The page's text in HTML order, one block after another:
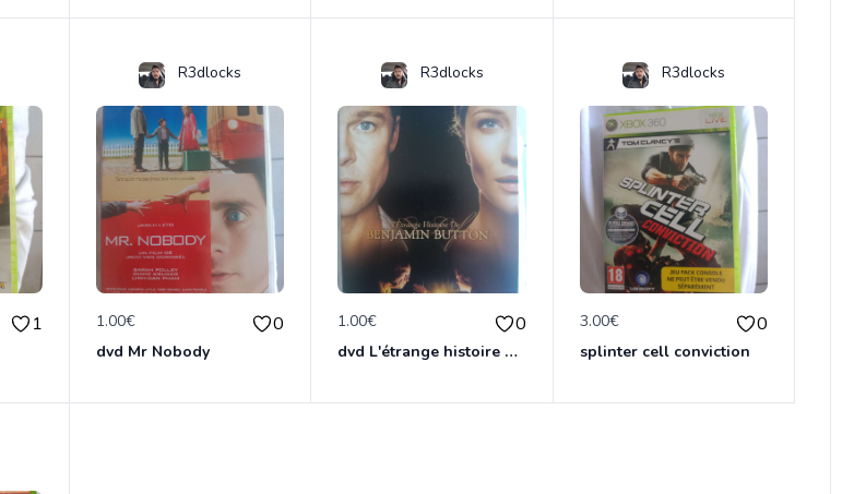
1
R3dlocks
1.00€ 0
dvd Mr Nobody
R3dlocks
1.00€ 0
dvd L'étrange histoire de Benjamin Button
R3dlocks
3.00€ 0
splinter cell conviction